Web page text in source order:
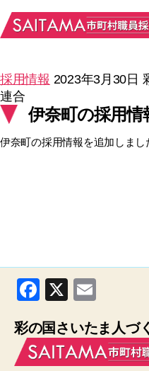
採用情報 2023年3月30日
連合
伊奈町の採用情
伊奈町の採用情報を追加しまし
F
c
e
X
ail
彩の国さいたま人づ